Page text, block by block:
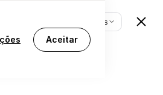
Aceitar
Comece grátis [PT] Português
[PT] Português